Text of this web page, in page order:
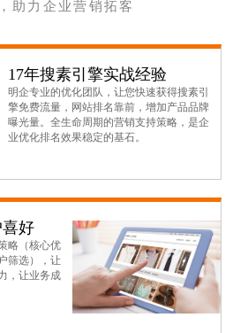
助力企业营销拓客
17年搜素引擎实战经验
明企专业的优化团队，让您快速获得搜素引
擎免费流量，网站排名靠前，增加产品品牌
曝光量。全生命周期的营销支持策略，是企
业优化排名效果稳定的基石。
好
略（核心优
筛选），让
，让业务成